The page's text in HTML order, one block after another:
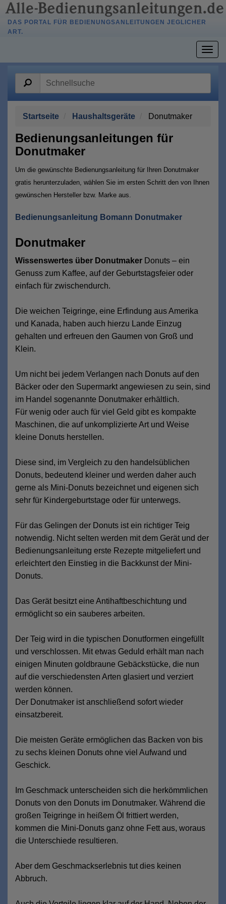
DAS PORTAL FÜR BEDIENUNGSANLEITUNGEN JEGLICHER
ART.
Startseite Haushaltsgeräte Donutmaker
Bedienungsanleitungen für
Donutmaker
Um die gewünschte Bedienungsanleitung für Ihren Donutmaker
gratis herunterzuladen, wählen Sie im ersten Schritt den von Ihnen
gewünschen Hersteller bzw. Marke aus.
Bedienungsanleitung Bomann Donutmaker
Donutmaker
Wissenswertes über Donutmaker Donuts – ein
Genuss zum Kaffee, auf der Geburtstagsfeier oder
einfach für zwischendurch.
Die weichen Teigringe, eine Erfindung aus Amerika
und Kanada, haben auch hierzu Lande Einzug
gehalten und erfreuen den Gaumen von Groß und
Klein.
Um nicht bei jedem Verlangen nach Donuts auf den
Bäcker oder den Supermarkt angewiesen zu sein, sind
im Handel sogenannte Donutmaker erhältlich.
Für wenig oder auch für viel Geld gibt es kompakte
Maschinen, die auf unkomplizierte Art und Weise
kleine Donuts herstellen.
Diese sind, im Vergleich zu den handelsüblichen
Donuts, bedeutend kleiner und werden daher auch
gerne als Mini-Donuts bezeichnet und eigenen sich
sehr für Kindergeburtstage oder für unterwegs.
Für das Gelingen der Donuts ist ein richtiger Teig
notwendig. Nicht selten werden mit dem Gerät und der
Bedienungsanleitung erste Rezepte mitgeliefert und
erleichtert den Einstieg in die Backkunst der Mini-
Donuts.
Das Gerät besitzt eine Antihaftbeschichtung und
ermöglicht so ein sauberes arbeiten.
Der Teig wird in die typischen Donutformen eingefüllt
und verschlossen. Mit etwas Geduld erhält man nach
einigen Minuten goldbraune Gebäckstücke, die nun
auf die verschiedensten Arten glasiert und verziert
werden können.
Der Donutmaker ist anschließend sofort wieder
einsatzbereit.
Die meisten Geräte ermöglichen das Backen von bis
zu sechs kleinen Donuts ohne viel Aufwand und
Geschick.
Im Geschmack unterscheiden sich die herkömmlichen
Donuts von den Donuts im Donutmaker. Während die
großen Teigringe in heißem Öl frittiert werden,
kommen die Mini-Donuts ganz ohne Fett aus, woraus
die Unterschiede resultieren.
Aber dem Geschmackserlebnis tut dies keinen
Abbruch.